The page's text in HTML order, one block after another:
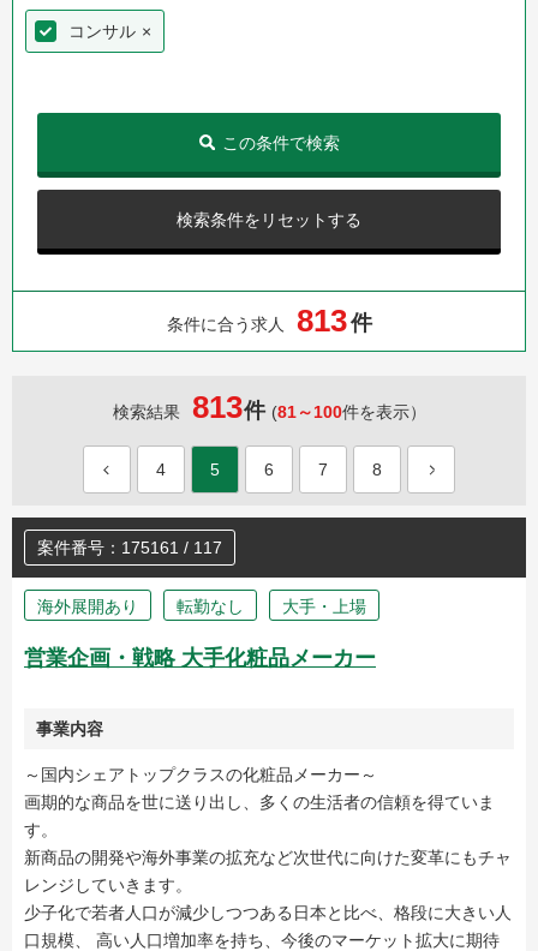
コンサル ×
検索条件をリセットする
この条件で検索
条件に合う求人 813件
検索結果 813件 (81～100件を表示）
4 5 6 7 8
案件番号：175161 / 117
海外展開あり 転勤なし 大手・上場
営業企画・戦略 大手化粧品メーカー
事業内容
～国内シェアトップクラスの化粧品メーカー～
画期的な商品を世に送り出し、多くの生活者の信頼を得ていま
す。
新商品の開発や海外事業の拡充など次世代に向けた変革にもチャ
レンジしていきます。
少子化で若者人口が減少しつつある日本と比べ、格段に大きい人
口規模、 高い人口増加率を持ち、今後のマーケット拡大に期待